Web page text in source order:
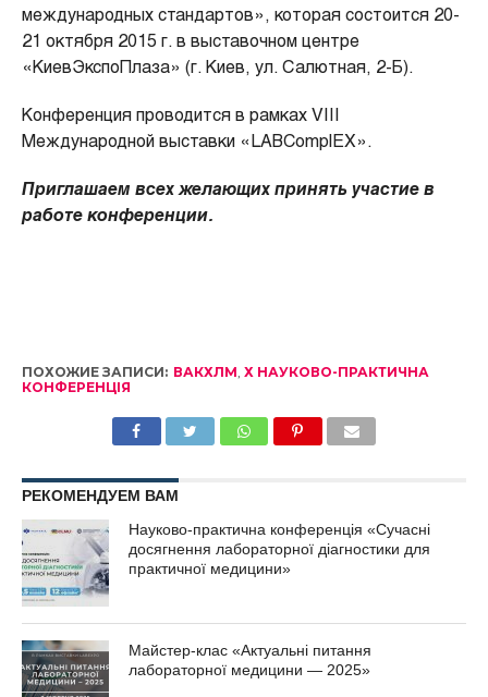
международных стандартов», которая состоится 20-
21 октября 2015 г. в выставочном центре
«КиевЭкспоПлаза» (г. Киев, ул. Салютная, 2-Б).
Конференция проводится в рамках VIII
Международной выставки «LABComplEX».
Приглашаем всех желающих принять участие в
работе конференции.
ПОХОЖИЕ ЗАПИСИ: ВАКХЛМ Х НАУКОВО-ПРАКТИЧНА
КОНФЕРЕНЦІЯ
РЕКОМЕНДУЕМ ВАМ
Науково-практична конференція «Сучасні
досягнення лабораторної діагностики для
практичної медицини»
Майстер-клас «Актуальні питання
лабораторної медицини — 2025»